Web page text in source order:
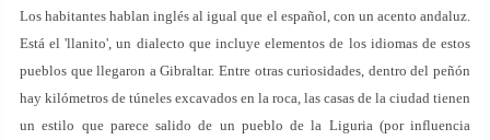
Los habitantes hablan inglés al igual que el español, con un acento andaluz.
Está el 'llanito', un dialecto que incluye elementos de los idiomas de estos
pueblos que llegaron a Gibraltar. Entre otras curiosidades, dentro del peñón
hay kilómetros de túneles excavados en la roca, las casas de la ciudad tienen
un estilo que parece salido de un pueblo de la Liguria (por influencia